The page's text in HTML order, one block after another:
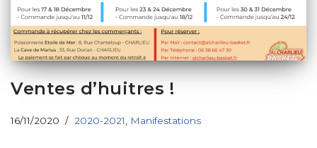
Ventes d’huitres !
16/11/2020 2020-2021 Manifestations